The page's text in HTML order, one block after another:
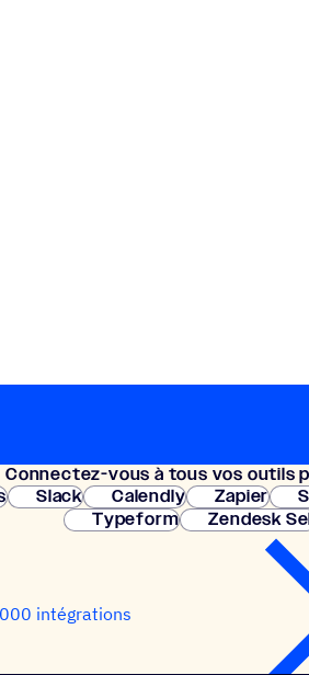
Connec­tez-vous à tous vos outils
Slack Calendly Zapier
Typeform
Zendesk
intégrations